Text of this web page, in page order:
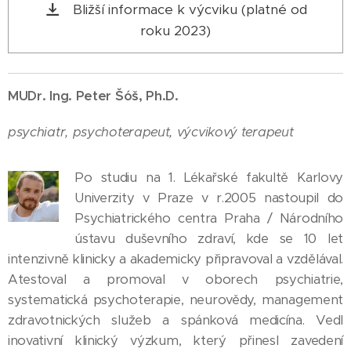
Bližší informace k výcviku (platné od
roku 2023)
MUDr. Ing. Peter Šóš, Ph.D.
psychiatr, psychoterapeut, výcvikový terapeut
Po studiu na 1. Lékařské fakultě Karlovy
Univerzity v Praze v r.2005 nastoupil do
Psychiatrického centra Praha / Národního
ústavu duševního zdraví, kde se 10 let
intenzivně klinicky a akademicky připravoval a vzdělával.
Atestoval a promoval v oborech psychiatrie,
systematická psychoterapie, neurovědy, management
zdravotnických služeb a spánková medicína. Vedl
inovativní klinický výzkum, který přinesl zavedení